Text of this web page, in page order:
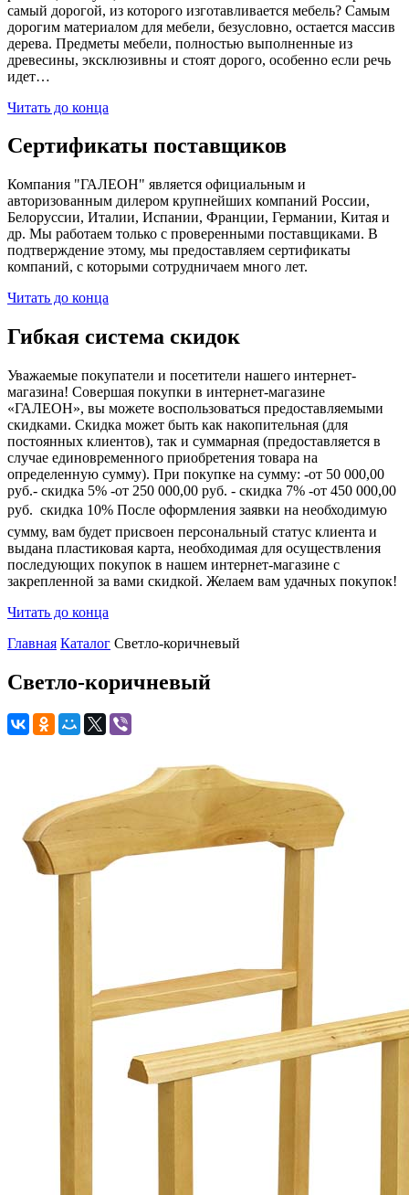
самый дорогой, из которого изготавливается мебель? Самым
дорогим материалом для мебели, безусловно, остается массив
дерева. Предметы мебели, полностью выполненные из
древесины, эксклюзивны и стоят дорого, особенно если речь
идет…
Читать до конца
Сертификаты поставщиков
Компания "ГАЛЕОН" является официальным и
авторизованным дилером крупнейших компаний России,
Белоруссии, Италии, Испании, Франции, Германии, Китая и
др. Мы работаем только с проверенными поставщиками. В
подтверждение этому, мы предоставляем сертификаты
компаний, с которыми сотрудничаем много лет.
Читать до конца
Гибкая система скидок
Уважаемые покупатели и посетители нашего интернет-
магазина! Совершая покупки в интернет-магазине
«ГАЛЕОН», вы можете воспользоваться предоставляемыми
скидками. Скидка может быть как накопительная (для
постоянных клиентов), так и суммарная (предоставляется в
случае единовременного приобретения товара на
определенную сумму). При покупке на сумму: -от 50 000,00
руб.- скидка 5% -от 250 000,00 руб. - скидка 7% -от 450 000,00
руб.  скидка 10% После оформления заявки на необходимую
сумму, вам будет присвоен персональный статус клиента и
выдана пластиковая карта, необходимая для осуществления
последующих покупок в нашем интернет-магазине с
закрепленной за вами скидкой. Желаем вам удачных покупок!
Читать до конца
Главная Каталог Светло-коричневый
Светло-коричневый